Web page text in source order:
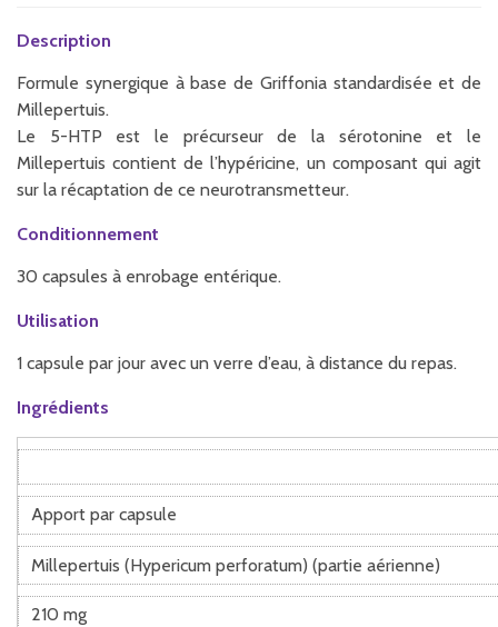
Description
Formule synergique à base de Griffonia standardisée et de
Millepertuis.
Le 5-HTP est le précurseur de la sérotonine et le
Millepertuis contient de l’hypéricine, un composant qui agit
sur la récaptation de ce neurotransmetteur.
Conditionnement
30 capsules à enrobage entérique.
Utilisation
1 capsule par jour avec un verre d’eau, à distance du repas.
Ingrédients
Apport par capsule
Millepertuis (Hypericum perforatum) (partie aérienne)
210 mg